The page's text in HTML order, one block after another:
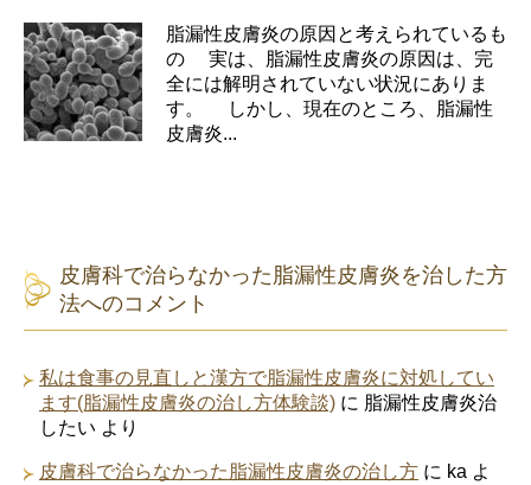
脂漏性皮膚炎の原因と考えられているも
の 実は、脂漏性皮膚炎の原因は、完
全には解明されていない状況にありま
す。 しかし、現在のところ、脂漏性
皮膚炎...
皮膚科で治らなかった脂漏性皮膚炎を治した方
法へのコメント
私は食事の見直しと漢方で脂漏性皮膚炎に対処してい
ます(脂漏性皮膚炎の治し方体験談) に 脂漏性皮膚炎治
したい より
皮膚科で治らなかった脂漏性皮膚炎の治し方 に ka よ